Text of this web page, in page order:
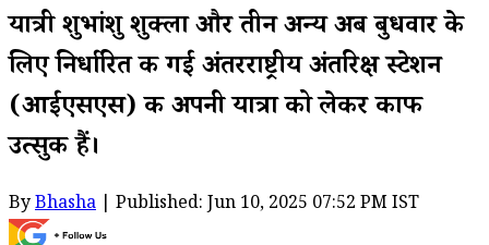
यात्री शुभांशु शुक्ला और तीन अन्य अब बुधवार के
लिए निर्धारित की गई अंतरराष्ट्रीय अंतरिक्ष स्टेशन
(आईएसएस) की अपनी यात्रा को लेकर काफी
उत्सुक हैं।
ByBhasha | Published: Jun 10, 2025 07:52 PM IST